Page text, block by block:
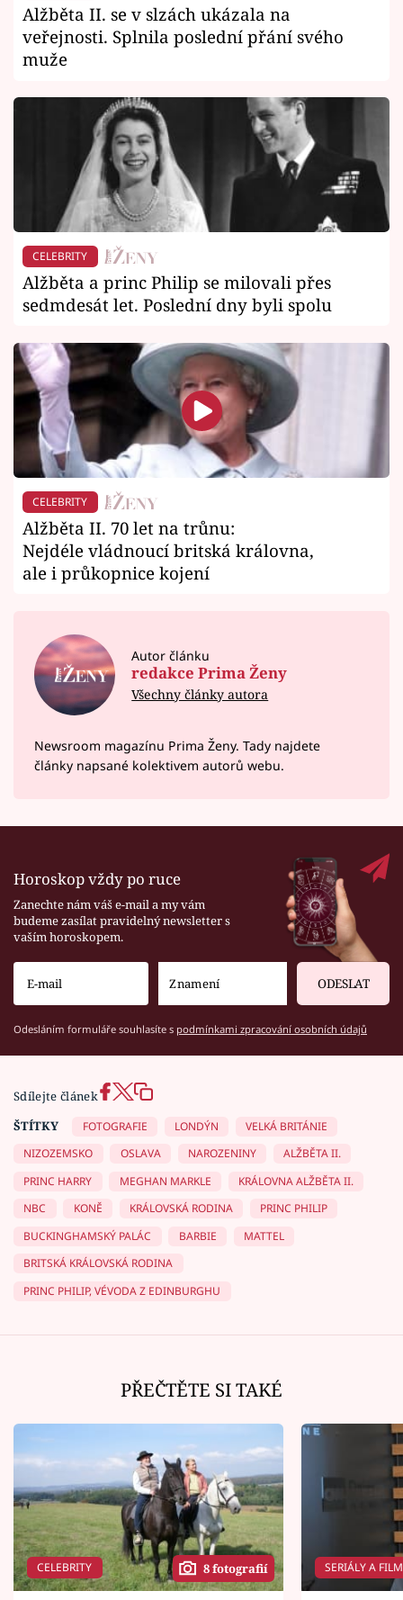
Alžběta II. se v slzách ukázala na
veřejnosti. Splnila poslední přání svého
muže
CELEBRITY
Alžběta a princ Philip se milovali přes
sedmdesát let. Poslední dny byli spolu
CELEBRITY
Alžběta II. 70 let na trůnu:
Nejdéle vládnoucí britská královna,
ale i průkopnice kojení
Autor článku
redakce Prima Ženy
Všechny články autora
Newsroom magazínu Prima Ženy. Tady najdete
články napsané kolektivem autorů webu.
Horoskop vždy po ruce
Zanechte nám váš e-mail a my vám
budeme zasílat pravidelný newsletter s
vaším horoskopem.
ODESLAT
Odesláním formuláře souhlasíte s podmínkami zpracování osobních údajů
Sdílejte článek
ŠTÍTKY
FOTOGRAFIE LONDÝN
VELKÁ BRITÁNIE
NIZOZEMSKO
OSLAVA NAROZENINY
ALŽBĚTA II.
PRINC HARRY
MEGHAN MARKLE
KRÁLOVNA ALŽBĚTA II.
NBC
KONĚ KRÁLOVSKÁ RODINA
PRINC PHILIP
BUCKINGHAMSKÝ PALÁC
BARBIE
MATTEL
BRITSKÁ KRÁLOVSKÁ RODINA
PRINC PHILIP, VÉVODA Z EDINBURGHU
PŘEČTĚTE SI TAKÉ
CELEBRITY 8 fotografií SERIÁLY A